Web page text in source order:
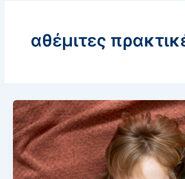
αθέμιτες